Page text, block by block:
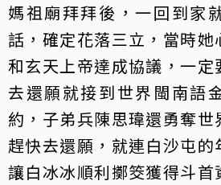
媽祖廟拜拜後，一回到家
話，確定花落三立，當時她
和玄天上帝達成協議，一定
去還願就接到世界閩南語
約，子弟兵陳思瑋還勇奪
趕快去還願，就連白沙屯
讓白冰冰順利擲筊獲得斗